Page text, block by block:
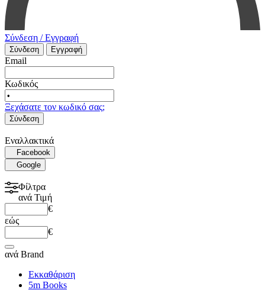
Σύνδεση / Εγγραφή
Σύνδεση Εγγραφή
Email
Κωδικός
Ξεχάσατε τον κωδικό σας;
Σύνδεση
Εναλλακτικά
Facebook
Google
Φίλτρα
ανά Τιμή
€
εώς
€
ανά Brand
Εκκαθάριση
5m Books